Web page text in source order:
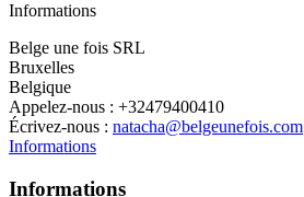
Informations
Belge une fois SRL
Bruxelles
Belgique
Appelez-nous : +32479400410
Écrivez-nous : natacha@belgeunefois.com
Informations
Informations